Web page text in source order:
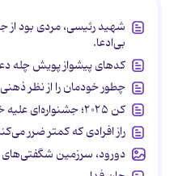
شهید رئیسی، مردی بود از
بی‌ادعا.
کدهای پیشواز پویش چله
چطور خودمان را از نظر ذهنی ۳۸ برابر قوی‌تر کنیم؟
کن ۲۰۲۵؛ جشنواره‌ای علیه خانواده
راز افرادی که کمتر ضرر
دورود، سرزمین